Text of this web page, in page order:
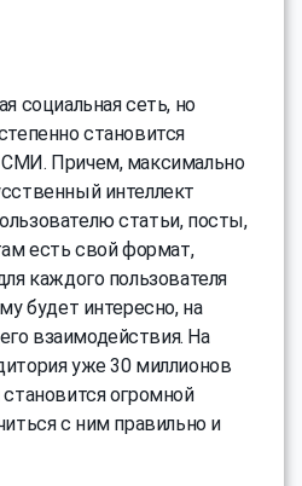
социальная сеть, но
становится
Причем, максимально
интеллект
статьи, посты,
есть свой формат,
каждого пользователя
будет интересно, на
взаимодействия. На
уже 30 миллионов
огромной
с ним правильно и